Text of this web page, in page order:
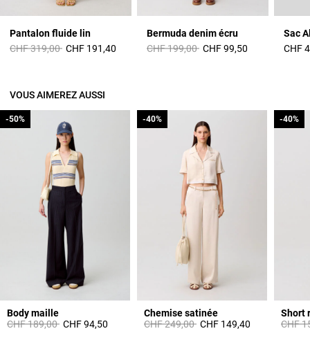
Pantalon fluide lin
Prix réduit à partir de
CHF 319,00àCHF 191,40
Bermuda denim écru
Prix réduit à partir de
CHF 199,00àCHF 99,50
Sac
CHF
VOUS AIMEREZ AUSSI
Body maille
Prix réduit à partir de
CHF 189,00à
-50%
CHF 94,50
-50%
Chemise satinée
Prix réduit à partir de
CHF 249,00à
-40%
CHF 149,40
-40%
Short
Prix
CHF
-40%
-40%